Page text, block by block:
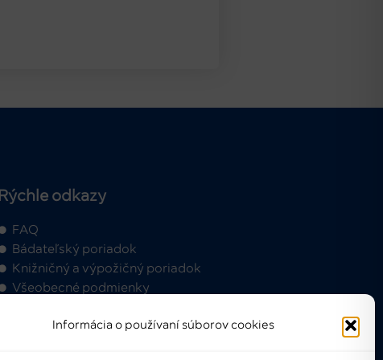
Informácia o používaní súborov cookies
Rýchle odkazy
FAQ
Bádateľský poriadok
Knižničný a výpožičný poriadok
Všeobecné podmienky